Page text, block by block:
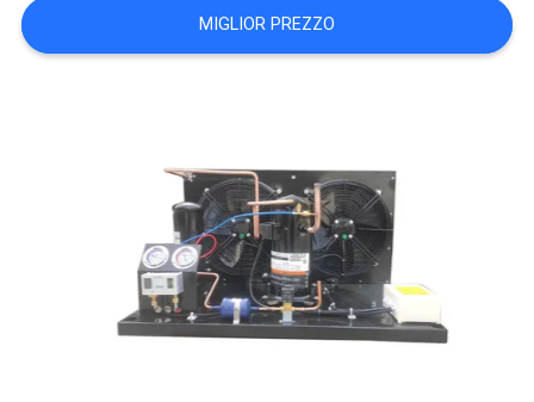
DI
QUALITÀ
MIGLIOR PREZZO